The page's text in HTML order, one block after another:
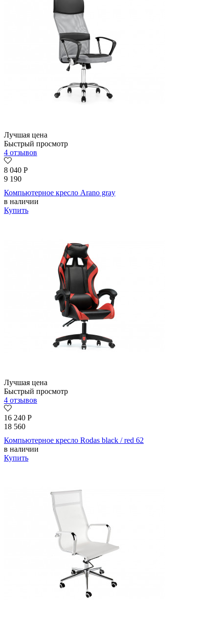
Лучшая цена
Быстрый просмотр
4 отзывов
8 040 Р
9 190
Компьютерное кресло Arano gray
в наличии
Купить
Лучшая цена
Быстрый просмотр
4 отзывов
16 240 Р
18 560
Компьютерное кресло Rodas black / red 62
в наличии
Купить